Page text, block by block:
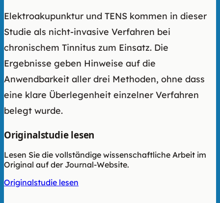
Elektroakupunktur und TENS kommen in dieser
Studie als nicht-invasive Verfahren bei
chronischem Tinnitus zum Einsatz. Die
Ergebnisse geben Hinweise auf die
Anwendbarkeit aller drei Methoden, ohne dass
eine klare Überlegenheit einzelner Verfahren
belegt wurde.
Originalstudie lesen
Lesen Sie die vollständige wissenschaftliche Arbeit im
Original auf der Journal-Website.
Originalstudie lesen